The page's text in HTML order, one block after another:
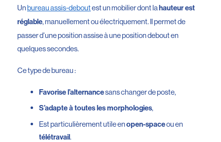
Unbureau assis-deboutest un mobilier dont lahauteur est
réglable, manuellement ou électriquement. Il permet de
passer d’une position assise à une position debout en
quelques secondes.
Ce type de bureau :
Favorise l’alternancesans changer de poste,
S’adapte à toutes les morphologies,
Est particulièrement utile enopen-spaceou en
télétravail.